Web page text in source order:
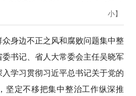
小】
众身边不正之风和腐败问题集中整
书记、省人大常委会主任吴晓军
学习贯彻习近平总书记关于党的
坚定不移把集中整治工作纵深推